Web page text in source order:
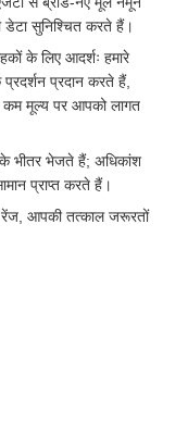
सुनिश्चित करते हैं।
के लिए आदर्शः हमारे
प्रदान करते हैं,
मूल्य पर आपको लागत
के भीतर भेजते हैं; अधिकांश
प्राप्त करते हैं।
रेंज, आपकी तत्काल जरूरतों